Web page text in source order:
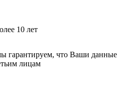
10 лет
гарантируем, что Ваши данные
лицам